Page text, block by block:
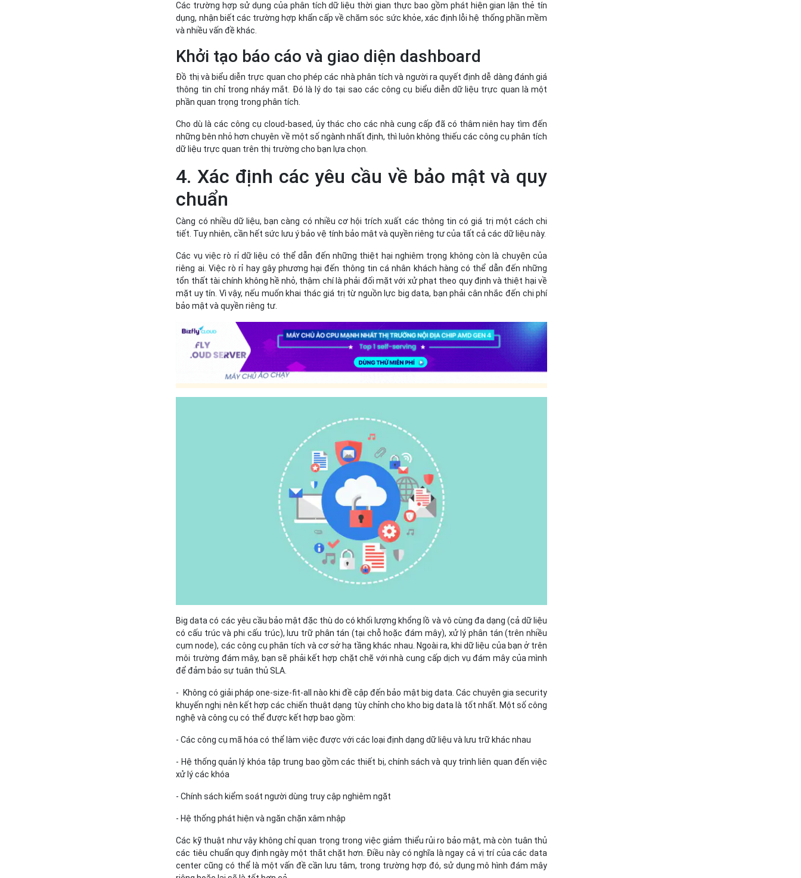
Các trường hợp sử dụng của phân tích dữ liệu thời gian thực bao gồm phát hiện gian lận thẻ tín
dụng, nhận biết các trường hợp khẩn cấp về chăm sóc sức khỏe, xác định lỗi hệ thống phần mềm
và nhiều vấn đề khác.
Khởi tạo báo cáo và giao diện dashboard
Đồ thị và biểu diễn trực quan cho phép các nhà phân tích và người ra quyết định dễ dàng đánh giá
thông tin chỉ trong nháy mắt. Đó là lý do tại sao các công cụ biểu diễn dữ liệu trực quan là một
phần quan trọng trong phân tích.
Cho dù là các công cụ cloud-based, ủy thác cho các nhà cung cấp đã có thâm niên hay tìm đến
những bên nhỏ hơn chuyên về một số ngành nhất định, thì luôn không thiếu các công cụ phân tích
dữ liệu trực quan trên thị trường cho bạn lựa chọn.
4. Xác định các yêu cầu về bảo mật và quy
chuẩn
Càng có nhiều dữ liệu, bạn càng có nhiều cơ hội trích xuất các thông tin có giá trị một cách chi
tiết. Tuy nhiên, cần hết sức lưu ý bảo vệ tính bảo mật và quyền riêng tư của tất cả các dữ liệu này.
Các vụ việc rò rỉ dữ liệu có thể dẫn đến những thiệt hại nghiêm trọng không còn là chuyện của
riêng ai. Việc rò rỉ hay gây phương hại đến thông tin cá nhân khách hàng có thể dẫn đến những
tổn thất tài chính không hề nhỏ, thậm chí là phải đối mặt với xử phạt theo quy định và thiệt hại về
mặt uy tín. Vì vậy, nếu muốn khai thác giá trị từ nguồn lực big data, bạn phải cân nhắc đến chi phí
bảo mật và quyền riêng tư.
Big data có các yêu cầu bảo mật đặc thù do có khối lượng khổng lồ và vô cùng đa dạng (cả dữ liệu
có cấu trúc và phi cấu trúc), lưu trữ phân tán (tại chỗ hoặc đám mây), xử lý phân tán (trên nhiều
cụm node), các công cụ phân tích và cơ sở hạ tầng khác nhau. Ngoài ra, khi dữ liệu của bạn ở trên
môi trường đám mây, bạn sẽ phải kết hợp chặt chẽ với nhà cung cấp dịch vụ đám mây của mình
để đảm bảo sự tuân thủ SLA.
- Không có giải pháp one-size-fit-all nào khi đề cập đến bảo mật big data. Các chuyên gia security
khuyến nghị nên kết hợp các chiến thuật dạng tùy chỉnh cho kho big data là tốt nhất. Một số công
nghệ và công cụ có thể được kết hợp bao gồm:
- Các công cụ mã hóa có thể làm việc được với các loại định dạng dữ liệu và lưu trữ khác nhau
- Hệ thống quản lý khóa tập trung bao gồm các thiết bị, chính sách và quy trình liên quan đến việc
xử lý các khóa
- Chính sách kiểm soát người dùng truy cập nghiêm ngặt
- Hệ thống phát hiện và ngăn chặn xâm nhập
Các kỹ thuật như vậy không chỉ quan trọng trong việc giảm thiểu rủi ro bảo mật, mà còn tuân thủ
các tiêu chuẩn quy định ngày một thắt chặt hơn. Điều này có nghĩa là ngay cả vị trí của các data
center cũng có thể là một vấn đề cần lưu tâm, trong trường hợp đó, sử dụng mô hình đám mây